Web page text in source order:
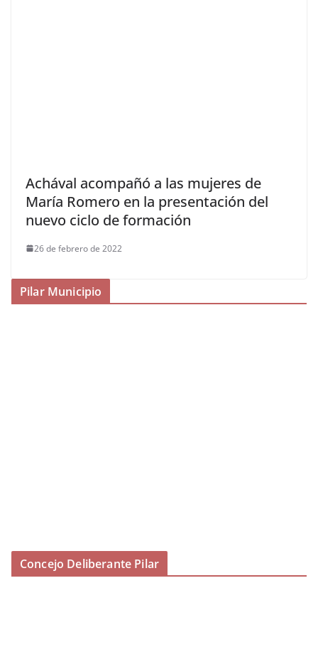
Achával acompañó a las mujeres de
María Romero en la presentación del
nuevo ciclo de formación
26 de febrero de 2022
Pilar Municipio
Concejo Deliberante Pilar